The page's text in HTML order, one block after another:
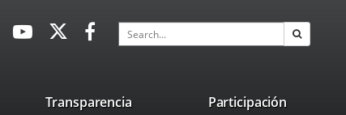
Link
Link
application.
application.
Search
Transparencia Participación